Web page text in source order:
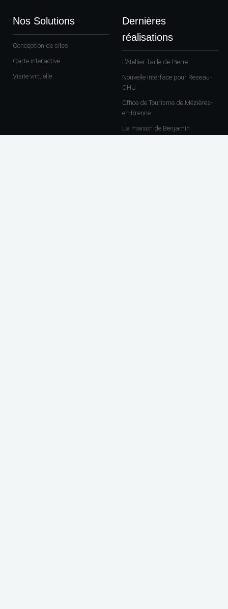
Nos Solutions
Conception de sites
Carte interactive
Visite virtuelle
Dernières
réalisations
L'Atellier Taille de Pierre
Nouvelle interface pour Reseau-
CHU
Office de Tourisme de Mézières-
en-Brenne
La maison de Benjamin